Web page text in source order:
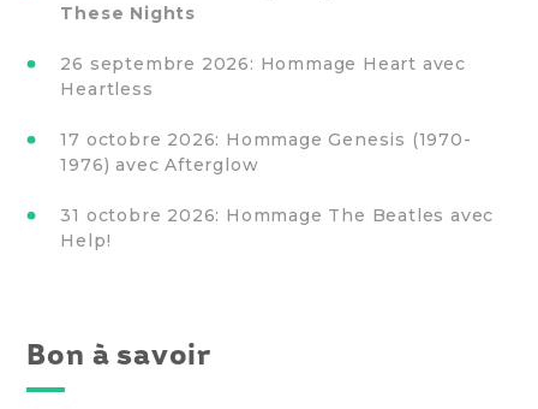
These Nights
26 septembre 2026: Hommage Heart avec
Heartless
17 octobre 2026: Hommage Genesis (1970-
1976) avec Afterglow
31 octobre 2026: Hommage The Beatles avec
Help!
Bon à savoir